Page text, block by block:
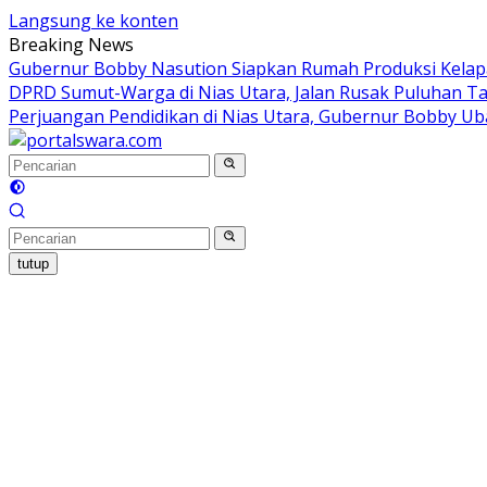
Langsung ke konten
Breaking News
Gubernur Bobby Nasution Siapkan Rumah Produksi
DPRD Sumut-Warga di Nias Utara, Jalan Rusak Puluhan
Perjuangan Pendidikan di Nias Utara, Gubernur Bobby
tutup